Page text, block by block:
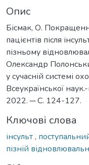
Опис
Бісмак, О.
пацієнтів після
пізньому
Олександр
у сучасній системі
Всеукраїнської
2022. ─ С. 124-127.
Ключові слова
інсульт,
пізній